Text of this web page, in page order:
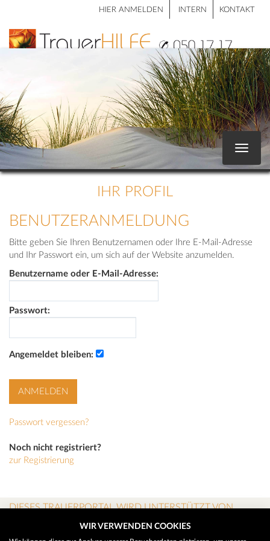
HIER ANMELDEN INTERN KONTAKT
Toggle
IHR PROFIL
BENUTZERANMELDUNG
Bitte geben Sie Ihren Benutzernamen oder Ihre E-Mail-Adresse
und Ihr Passwort ein, um sich auf der Website anzumelden.
Benutzername oder E-Mail-Adresse:
Passwort:
Angemeldet bleiben:
Passwort vergessen?
Noch nicht registriert?
zur Registrierung
DIESES TRAUERPORTAL WIRD UNTERSTÜTZT VON
WIR VERWENDEN COOKIES